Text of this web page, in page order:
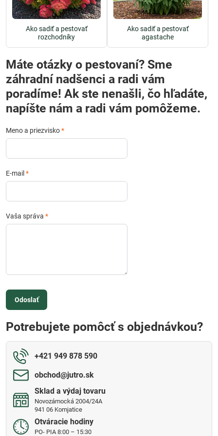
Ako sadiť a pestovať
rozchodníky
Ako sadiť a pestovať
agastache
Máte otázky o pestovaní? Sme
záhradní nadšenci a radi vám
poradíme! Ak ste nenašli, čo hľadáte,
napíšte nám a radi vám pomôžeme.
Meno a priezvisko*
E-mail *
Vaša správa *
Odoslať
Potrebujete pomôcť s objednávkou?
+421 949 878 590
obchod​@jutro​.sk
Sklad a výdaj tovaru
Novozámocká 2004/24A
941 06 Komjatice
Otváracie hodiny
PO- PIA 8:00 – 15:30